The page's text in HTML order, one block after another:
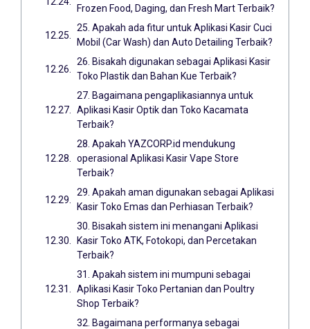
Frozen Food, Daging, dan Fresh Mart Terbaik?
25. Apakah ada fitur untuk Aplikasi Kasir Cuci
Mobil (Car Wash) dan Auto Detailing Terbaik?
26. Bisakah digunakan sebagai Aplikasi Kasir
Toko Plastik dan Bahan Kue Terbaik?
27. Bagaimana pengaplikasiannya untuk
Aplikasi Kasir Optik dan Toko Kacamata
Terbaik?
28. Apakah YAZCORP.id mendukung
operasional Aplikasi Kasir Vape Store
Terbaik?
29. Apakah aman digunakan sebagai Aplikasi
Kasir Toko Emas dan Perhiasan Terbaik?
30. Bisakah sistem ini menangani Aplikasi
Kasir Toko ATK, Fotokopi, dan Percetakan
Terbaik?
31. Apakah sistem ini mumpuni sebagai
Aplikasi Kasir Toko Pertanian dan Poultry
Shop Terbaik?
32. Bagaimana performanya sebagai